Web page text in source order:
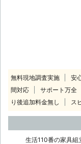
無料現地調査実施 安
間対応
サポート万全
り後追加料金無し
ス
生活110番の家具組